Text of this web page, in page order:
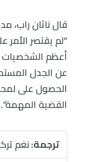
“لم يقتصر الأمر
أعظم الشخصيات
عن الجدل
الحصول على
القضية المهمة”.
ترجمة:نغم